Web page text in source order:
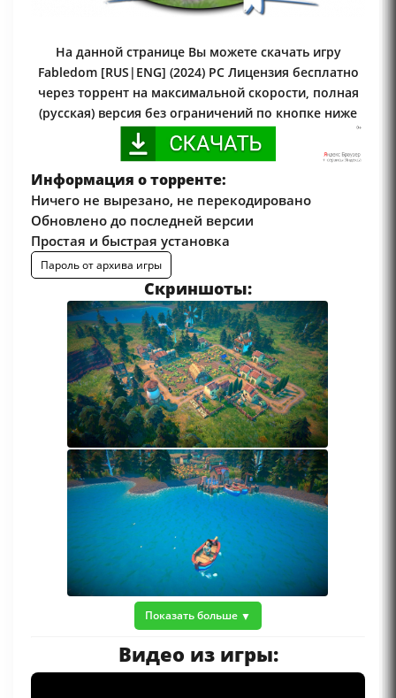
На данной странице Вы можете скачать игру
Fabledom [RUS|ENG] (2024) PC Лицензия бесплатно
через торрент на максимальной скорости, полная
(русская) версия без ограничений по кнопке ниже
Информация о торренте:
Ничего не вырезано, не перекодировано
Обновлено до последней версии
Простая и быстрая установка
Пароль от архива игры
Скриншоты:
Показать больше
Видео из игры: